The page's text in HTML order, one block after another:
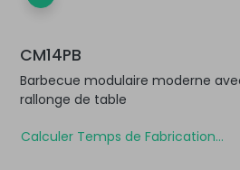
CM14PB
Barbecue modulaire moderne
rallonge de table
Calculer Temps de Fabrication...